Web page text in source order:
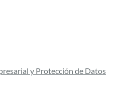
y Protección de Datos